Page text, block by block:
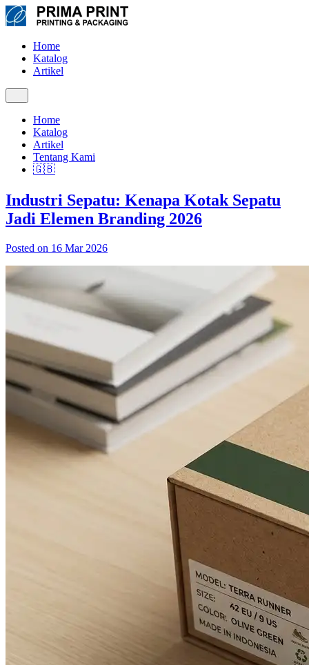
Home
Katalog
Artikel
Home
Katalog
Artikel
Tentang Kami
🇬🇧
Industri Sepatu: Kenapa Kotak Sepatu
Jadi Elemen Branding 2026
Posted on 16 Mar 2026